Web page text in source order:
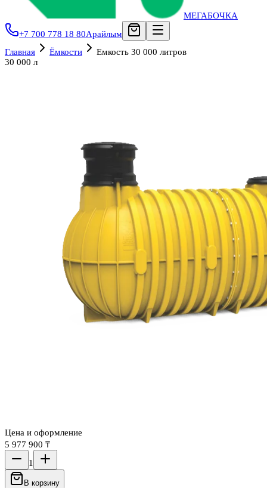
МЕГАБОЧКА
+7 700 778 18 80Арайлым
Главная
Ёмкости
Емкость 30 000 литров
30 000 л
Цена и оформление
5 977 900 ₸
1
В корзину